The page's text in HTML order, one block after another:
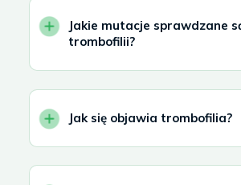
Jakie mutacje sprawdzane
trombofilii?
Jak się objawia trombofilia?